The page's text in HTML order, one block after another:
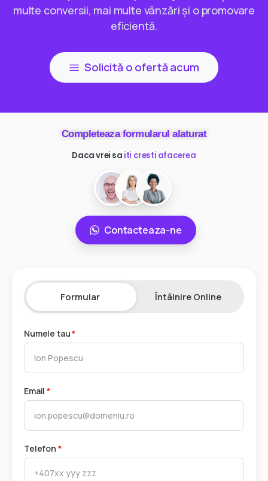
multe conversii, mai multe vânzări și o promovare
eficientă.
Solicită o ofertă acum
Completeaza formularul alaturat
Daca vrei sa ai mai multi clienti
Contacteaza-ne
Formular Întâlnire Online
Numele tau*
Email*
Telefon *